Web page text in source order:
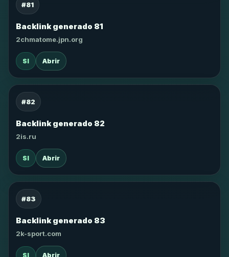
#81
Backlink generado 81
2chmatome.jpn.org
SI Abrir
#82
Backlink generado 82
2is.ru
SI Abrir
#83
Backlink generado 83
2k-sport.com
SI Abrir